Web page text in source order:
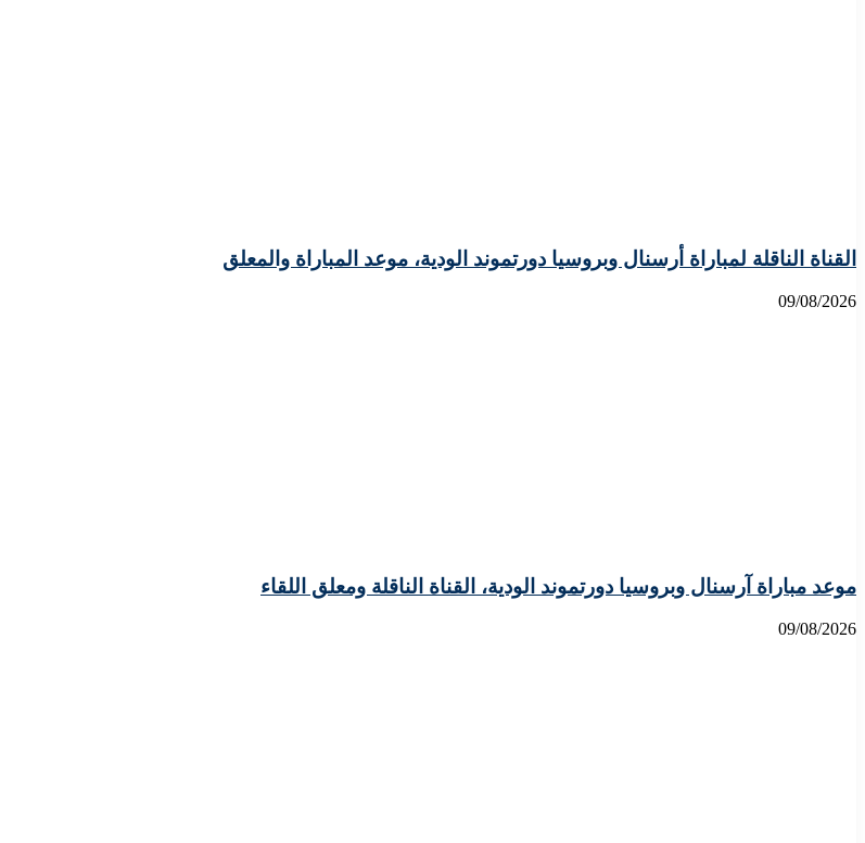
القناة الناقلة لمباراة أرسنال وبروسيا دورتموند الودية، موعد المباراة والمعلق
09/08/2026
موعد مباراة آرسنال وبروسيا دورتموند الودية، القناة الناقلة ومعلق اللقاء
09/08/2026